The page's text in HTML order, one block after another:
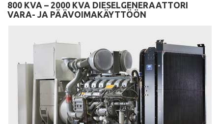
800 KVA – 2000 KVA DIESELGENERAATTORI
VARA- JA PÄÄVOIMAKÄYTTÖÖN